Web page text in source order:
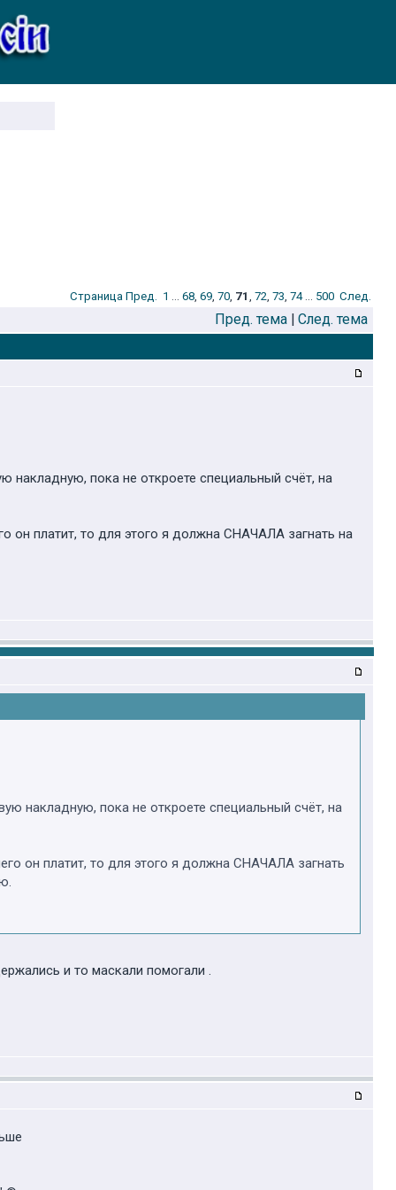
Стрaница Пред. 1 ... 68, 69, 70, 71 , 72, 73, 74... 500 След.
Пред. тема | След. тема
накладную, пока не откроете специальный счёт, на
он платит, то для этого я должна СНАЧАЛА загнать на
накладную, пока не откроете специальный счёт, на
он платит, то для этого я должна СНАЧАЛА загнать
и то маскали помогали .